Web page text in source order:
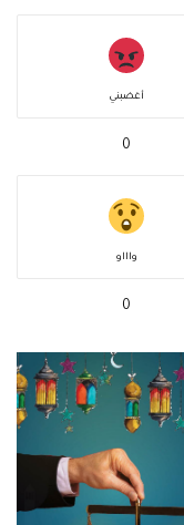
أغضبني
0
واااو
0